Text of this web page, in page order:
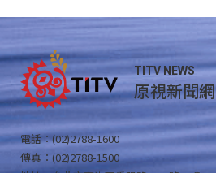
TITV NEWS
原視新聞網
電話：(02)2788-1600
傳真：(02)2788-1500